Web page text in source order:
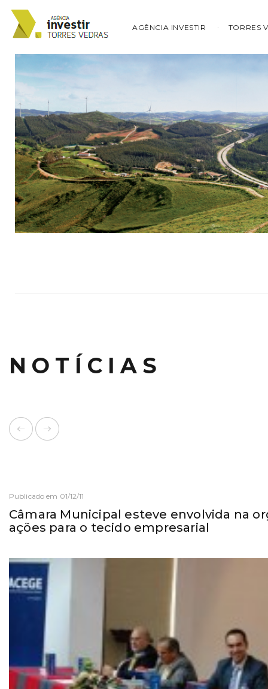
AGÊNCIA INVESTIR TORRES
NOTÍCIAS
Publicado em 01/12/11
Câmara Municipal esteve envolvida na
ações para o tecido empresarial